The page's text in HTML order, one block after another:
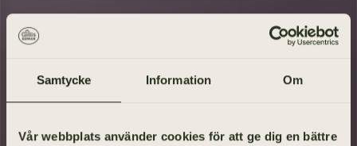
Samtycke Information Om
Vår webbplats använder cookies för att ge dig en bättre
Gå på begravning